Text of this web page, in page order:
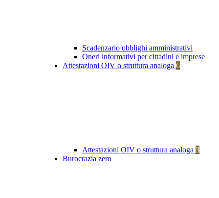
Scadenzario obblighi amministrativi
Oneri informativi per cittadini e imprese
Attestazioni OIV o struttura analoga 6
Attestazioni OIV o struttura analoga 3
Burocrazia zero